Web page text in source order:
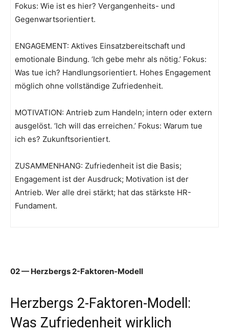
Fokus: Wie ist es hier? Vergangenheits- und
Gegenwartsorientiert.
ENGAGEMENT: Aktives Einsatzbereitschaft und
emotionale Bindung. ‘Ich gebe mehr als nötig.’ Fokus:
Was tue ich? Handlungsorientiert. Hohes Engagement
möglich ohne vollständige Zufriedenheit.
MOTIVATION: Antrieb zum Handeln; intern oder extern
ausgelöst. ‘Ich will das erreichen.’ Fokus: Warum tue
ich es? Zukunftsorientiert.
ZUSAMMENHANG: Zufriedenheit ist die Basis;
Engagement ist der Ausdruck; Motivation ist der
Antrieb. Wer alle drei stärkt; hat das stärkste HR-
Fundament.
02 — Herzbergs 2-Faktoren-Modell
Herzbergs 2-Faktoren-Modell:
Was Zufriedenheit wirklich